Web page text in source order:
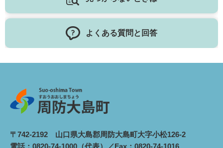
よくある質問と回答
〒742-2192 山口県大島郡周防大島町大字小松126-2
電話：0820-74-1000（代表）／Fax：0820-74-1016